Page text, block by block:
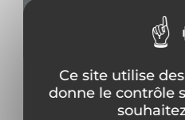
Ce site utilise
donne le contrôle